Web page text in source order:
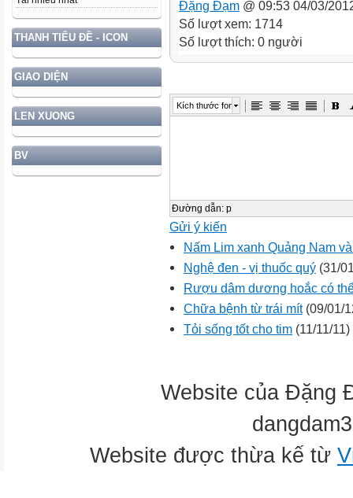
THANH TIÊU ĐỀ - ICON
GIAO DIỆN
LEN XUONG
BV
Đặng Đạm @ 09:53 04/03/
Số lượt xem: 1714
Số lượt thích: 0 người
Kích thước font
Đường dẫn: p
Gửi ý kiến
Nấm Lim xanh Quảng Nam
Nghệ đen - vị thuốc quý (31/
Rượu dâm dương hoắc có
Chữa bệnh từ trái mít(09/01/
Tỏi sống tốt cho tim (11/11/11)
Website của Đặng
Website được thừa kế từ